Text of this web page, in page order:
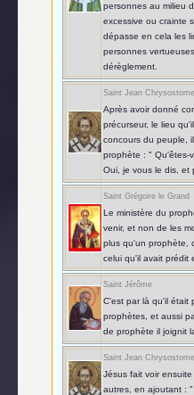
personnes au milieu
excessive ou crainte
dépasse en cela les
personnes
dérèglement.
Saint Jean Chrysostome
Après avoir donné
précurseur, le lieu
concours du peuple,
prophète : " Qu'êtes-
Oui, je vous le dis, et
Saint Grégoire le Grand
Le ministère du
venir, et non de les
plus qu'un prophète,
celui qu'il avait prédit
Saint Jérôme
C'est par là qu'il était
prophètes, et aussi
de prophète il joignit
Saint Jean Chrysostome
Jésus fait voir
autres, en ajoutant :